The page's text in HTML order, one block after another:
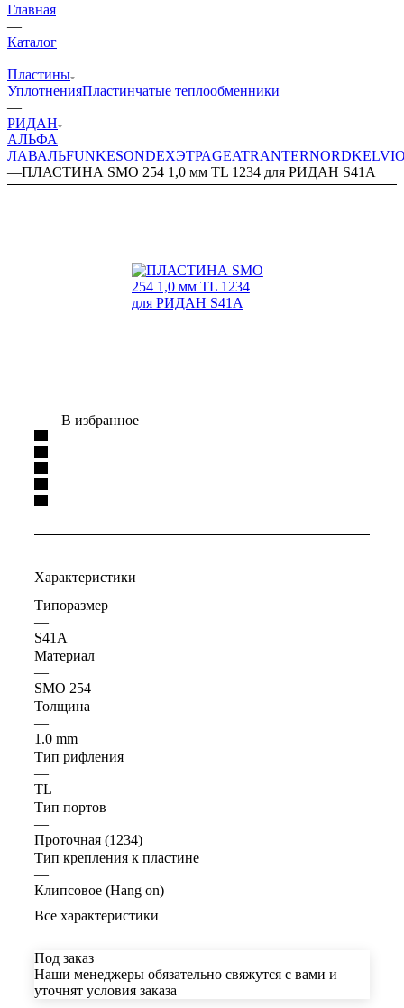
Главная
—
Каталог
—
Пластины
УплотненияПластинчатые теплообменники
—
РИДАН
АЛЬФА
ЛАВАЛЬFUNKESONDEXЭТРАGEATRANTERNORD
—ПЛАСТИНА SMO 254 1,0 мм TL 1234 для РИДАН S41A
В избранное
Характеристики
Типоразмер
—
S41A
Материал
—
SMO 254
Толщина
—
1.0 mm
Тип рифления
—
TL
Тип портов
—
Проточная (1234)
Тип крепления к пластине
—
Клипсовое (Hang on)
Все характеристики
Под заказ
Наши менеджеры обязательно свяжутся с вами и
уточнят условия заказа